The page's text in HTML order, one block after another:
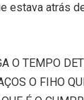
estava atrás
O TEMPO
O FIHO